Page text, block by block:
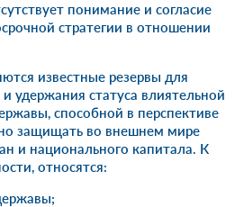
понимание и согласие
стратегии в отношении
известные резервы для
удержания статуса влиятельной
способной в перспективе
защищать во внешнем мире
и национального капитала. К
относятся: